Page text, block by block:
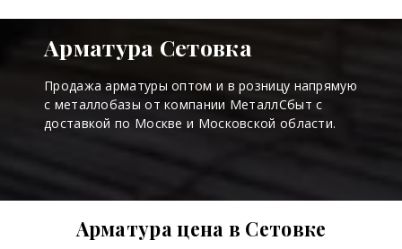
Арматура Сетовка
Продажа арматуры оптом и в розницу напрямую
с металлобазы от компании МеталлСбыт с
доставкой по Москве и Московской области.
Арматура цена в Сетовке